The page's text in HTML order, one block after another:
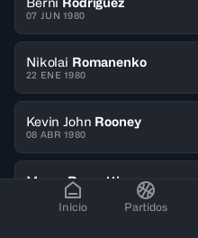
Inicio Partidos
07 JUN 1980
Nikolai Romanenko
22 ENE 1980
Kevin John Rooney
08 ABR 1980
Marco Rossetti
12 FEB 1980